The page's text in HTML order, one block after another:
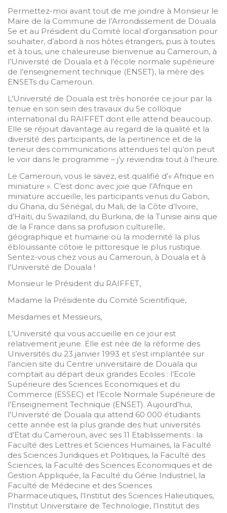
Permettez-moi avant tout de me joindre à Monsieur le
Maire de la Commune de l’Arrondissement de Douala
5e et au Président du Comité local d’organisation pour
souhaiter, d’abord à nos hôtes étrangers, puis à toutes
et à tous, une chaleureuse bienvenue au Cameroun, à
l’Université de Douala et à l’école normale supérieure
de l’enseignement technique (ENSET), la mère des
ENSETs du Cameroun.
L’Université de Douala est très honorée ce jour par la
tenue en son sein des travaux du 5e colloque
international du RAIFFET dont elle attend beaucoup.
Elle se réjouit davantage au regard de la qualité et la
diversité des participants, de la pertinence et de la
teneur des communications attendues tel qu’on peut
le voir dans le programme – j’y reviendrai tout à l’heure.
Le Cameroun, vous le savez, est qualifié d’« Afrique en
miniature ». C’est donc avec joie que l’Afrique en
miniature accueille, les participants venus du Gabon,
du Ghana, du Sénégal, du Mali, de la Côte d’Ivoire,
d’Haïti, du Swaziland, du Burkina, de la Tunisie ainsi que
de la France dans sa profusion culturelle,
géographique et humaine où la modernité la plus
éblouissante côtoie le pittoresque le plus rustique.
Sentez-vous chez vous au Cameroun, à Douala et à
l’Université de Douala !
Monsieur le Président du RAIFFET,
Madame la Présidente du Comité Scientifique,
Mesdames et Messieurs,
L’Université qui vous accueille en ce jour est
relativement jeune. Elle est née de la réforme des
Universités du 23 janvier 1993 et s’est implantée sur
l’ancien site du Centre universitaire de Douala qui
comptait au départ deux grandes Ecoles : l’Ecole
Supérieure des Sciences Economiques et du
Commerce (ESSEC) et l’Ecole Normale Supérieure de
l’Enseignement Technique (ENSET). Aujourd’hui,
l’Université de Douala qui attend 60 000 étudiants
cette année est la plus grande des huit universités
d’Etat du Cameroun, avec ses 11 Etablissements : la
Faculté des Lettres et Sciences Humaines, la Faculté
des Sciences Juridiques et Politiques, la Faculté des
Sciences, la Faculté des Sciences Economiques et de
Gestion Appliquée, la Faculté du Génie Industriel, la
Faculté de Médecine et des Sciences
Pharmaceutiques, l’Institut des Sciences Halieutiques,
l’Institut Universitaire de Technologie, l’Institut des